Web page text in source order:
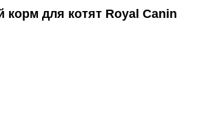
+7 706 407 30 81
корм для котят Royal Canin